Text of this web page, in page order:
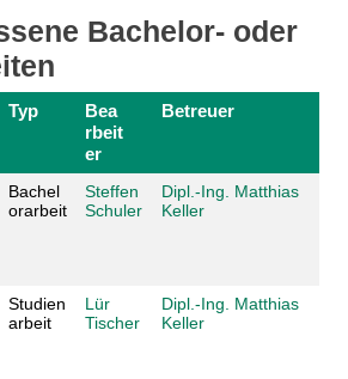
Bachelor- oder
Typ
Bea
rbeit
er
Betreuer
Bachel
orarbeit
Steffen
Schuler
Dipl.-Ing. Matthias
Keller
Studien
arbeit
Lür
Tischer
Dipl.-Ing. Matthias
Keller